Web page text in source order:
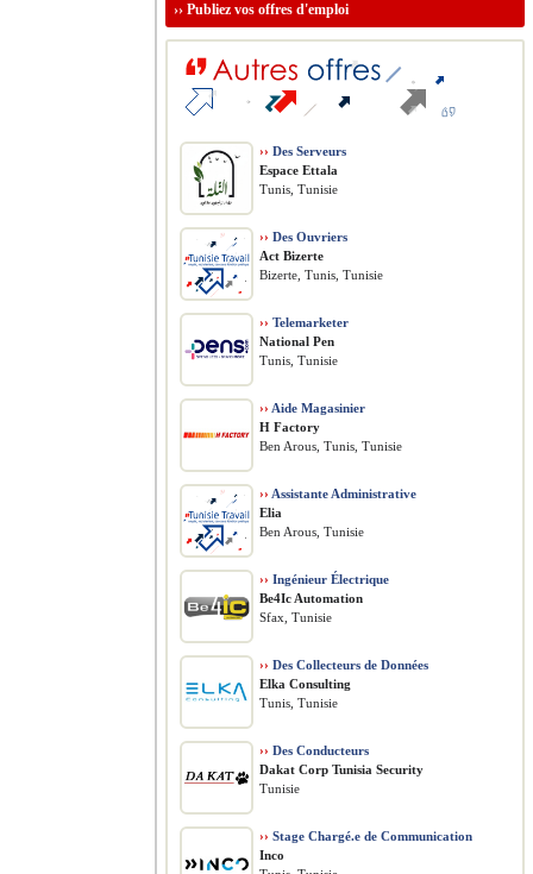
›› Publiez vos offres d'emploi
›› Des Serveurs
Espace Ettala
Tunis, Tunisie
›› Des Ouvriers
Act Bizerte
Bizerte, Tunis, Tunisie
›› Telemarketer
National Pen
Tunis, Tunisie
›› Aide Magasinier
H Factory
Ben Arous, Tunis, Tunisie
›› Assistante Administrative
Elia
Ben Arous, Tunisie
›› Ingénieur Électrique
Be4Ic Automation
Sfax, Tunisie
›› Des Collecteurs de Données
Elka Consulting
Tunis, Tunisie
›› Des Conducteurs
Dakat Corp Tunisia Security
Tunisie
›› Stage Chargé.e de Communication
Inco